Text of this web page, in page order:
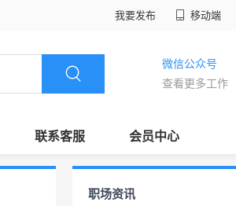
我要发布 移动端
微信公众号
查看更多工作
联系客服 会员中心
职场资讯